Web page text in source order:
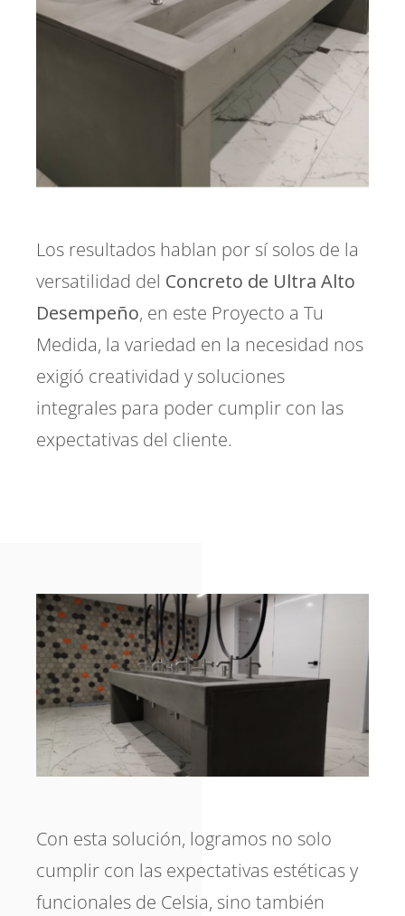
Los resultados hablan por sí solos de la
versatilidad del Concreto de Ultra Alto
Desempeño, en este Proyecto a Tu
Medida, la variedad en la necesidad nos
exigió creatividad y soluciones
integrales para poder cumplir con las
expectativas del cliente.
Con esta solución, logramos no solo
cumplir con las expectativas estéticas y
funcionales de Celsia, sino también